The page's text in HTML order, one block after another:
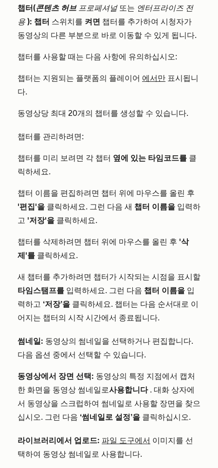
챕터(콘텐츠 허브프로페셔널또는 엔터프라이즈 전
용 ): 챕터 스위치를 켜면 챕터를 추가하여 시청자가
동영상의 다른 부분으로 바로 이동할 수 있게 됩니다.
챕터를 사용할 때는 다음 사항에 유의하십시오:
챕터는 지원되는 플랫폼의 플레이어 에서만 표시됩니
다.
동영상당 최대 20개의 챕터를 생성할 수 있습니다.
챕터를 관리하려면:
챕터를 미리 보려면 각 챕터 옆에 있는 타임코드를 클
릭하세요.
챕터 이름을 편집하려면 챕터 위에 마우스를 올린 후
'편집'을 클릭하세요. 그런 다음 새 챕터 이름을 입력하
고 '저장'을 클릭하세요.
챕터를 삭제하려면 챕터 위에 마우스를 올린 후 '삭
제'를 클릭하세요.
새 챕터를 추가하려면 챕터가 시작되는 시점을 표시할
타임스탬프를 입력하세요. 그런 다음 챕터 이름을 입
력하고 ‘저장’을 클릭하세요. 챕터는 다음 순서대로 이
어지는 챕터의 시작 시간에서 종료됩니다.
썸네일: 동영상의 썸네일을 선택하거나 편집합니다.
다음 옵션 중에서 선택할 수 있습니다.
동영상에서 장면 선택: 동영상의 특정 지점에서 캡처
한 화면을 동영상 썸네일로사용합니다 . 대화 상자에
서 동영상을 스크럽하여 썸네일로 사용할 장면을 찾으
십시오. 그런 다음 ‘썸네일로 설정’을 클릭하십시오.
라이브러리에서 업로드: 파일 도구에서 이미지를 선
택하여 동영상 썸네일로 사용합니다.